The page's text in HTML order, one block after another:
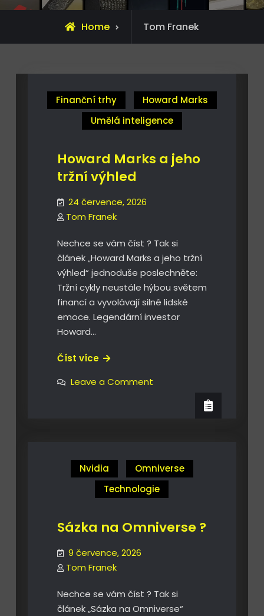
Home
View
all
by
Tom Franek
Finanční trhy
Howard Marks
Umělá inteligence
Howard Marks a jeho
tržní výhled
24 července, 2026
Tom Franek
Nechce se vám číst ? Tak si
článek „Howard Marks a jeho tržní
výhled“ jednoduše poslechněte:
Tržní cykly neustále hýbou světem
financí a vyvolávají silné lidské
emoce. Legendární investor
Howard…
Číst víceHoward
a
Leave a Commenton
Nvidia
Omniverse
Technologie
Sázka na Omniverse ?
9 července, 2026
Tom Franek
Nechce se vám číst ? Tak si
článek „Sázka na Omniverse“